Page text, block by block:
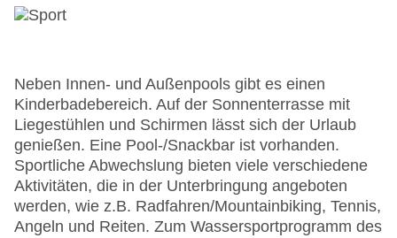
Neben Innen- und Außenpools gibt es einen
Kinderbadebereich. Auf der Sonnenterrasse mit
Liegestühlen und Schirmen lässt sich der Urlaub
genießen. Eine Pool-/Snackbar ist vorhanden.
Sportliche Abwechslung bieten viele verschiedene
Aktivitäten, die in der Unterbringung angeboten
werden, wie z.B. Radfahren/Mountainbiking, Tennis,
Angeln und Reiten. Zum Wassersportprogramm des